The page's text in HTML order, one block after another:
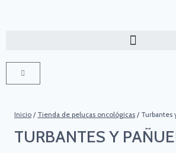
Inicio / Tienda de pelucas oncológicas / Turbantes
TURBANTES Y